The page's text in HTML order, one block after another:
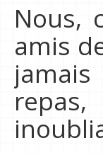
Nous,
amis